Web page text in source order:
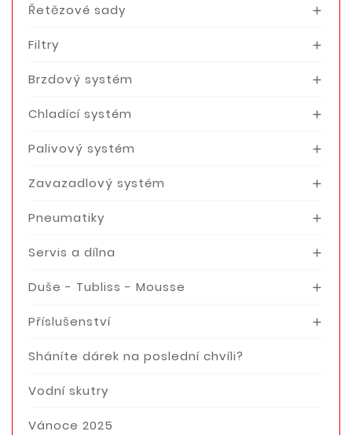
Řetězové sady 
Filtry 
Brzdový systém 
Chladící systém 
Palivový systém 
Zavazadlový systém 
Pneumatiky 
Servis a dílna 
Duše - Tubliss - Mousse 
Příslušenství 
Sháníte dárek na poslední chvíli?
Vodní skutry
Vánoce 2025